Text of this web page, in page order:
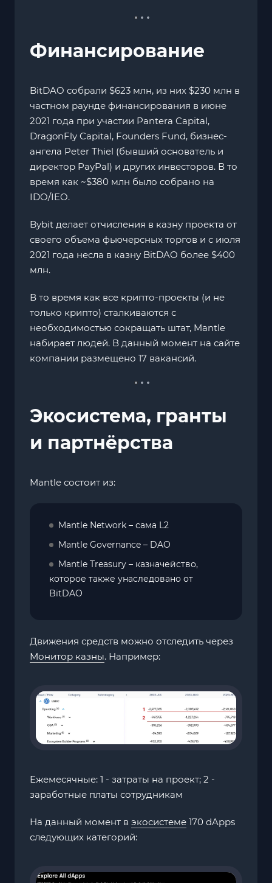
Финансирование
BitDAO собрали $623 млн, из них $230 млн в
частном раунде финансирования в июне
2021 года при участии Pantera Capital,
DragonFly Capital, Founders Fund, бизнес-
ангела Peter Thiel (бывший основатель и
директор PayPal) и других инвесторов. В то
время как ~$380 млн было собрано на
IDO/IEO.
Bybit делает отчисления в казну проекта от
своего объема фьючерсных торгов и с июля
2021 года несла в казну BitDAO более $400
млн.
В то время как все крипто-проекты (и не
только крипто) сталкиваются с
необходимостью сокращать штат, Mantle
набирает людей. В данный момент на сайте
компании размещено 17 вакансий.
Экосистема, гранты
и партнёрства
Mantle состоит из:
Mantle Network – сама L2
Mantle Governance – DAO
Mantle Treasury – казначейство,
которое также унаследовано от
BitDAO
Движения средств можно отследить через
Монитор казны. Например:
Ежемесячные: 1 - затраты на проект; 2 -
заработные платы сотрудникам
На данный момент в экосистеме 170 dApps
следующих категорий: